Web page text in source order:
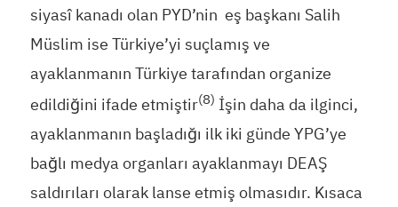
siyasî kanadı olan PYD’nin eş başkanı Salih
Müslim ise Türkiye’yi suçlamış ve
ayaklanmanın Türkiye tarafından organize
edildiğini ifade etmiştir(8) İşin daha da ilginci,
ayaklanmanın başladığı ilk iki günde YPG’ye
bağlı medya organları ayaklanmayı DEAŞ
saldırıları olarak lanse etmiş olmasıdır. Kısaca